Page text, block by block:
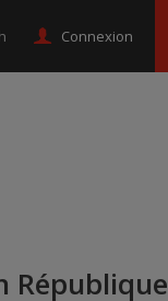
Connexion
République